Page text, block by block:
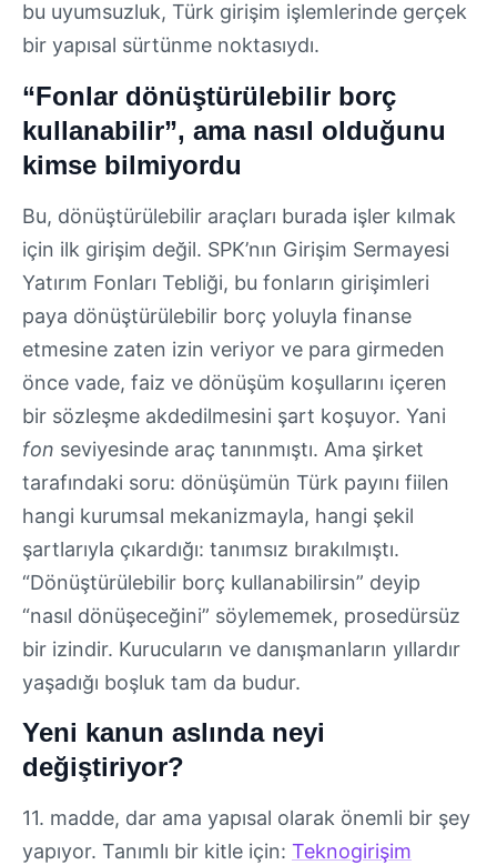
bu uyumsuzluk, Türk girişim işlemlerinde gerçek
bir yapısal sürtünme noktasıydı.
“Fonlar dönüştürülebilir borç
kullanabilir”, ama nasıl olduğunu
kimse bilmiyordu
Bu, dönüştürülebilir araçları burada işler kılmak
için ilk girişim değil. SPK’nın Girişim Sermayesi
Yatırım Fonları Tebliği, bu fonların girişimleri
paya dönüştürülebilir borç yoluyla finanse
etmesine zaten izin veriyor ve para girmeden
önce vade, faiz ve dönüşüm koşullarını içeren
bir sözleşme akdedilmesini şart koşuyor. Yani
fon seviyesinde araç tanınmıştı. Ama şirket
tarafındaki soru: dönüşümün Türk payını fiilen
hangi kurumsal mekanizmayla, hangi şekil
şartlarıyla çıkardığı: tanımsız bırakılmıştı.
“Dönüştürülebilir borç kullanabilirsin” deyip
“nasıl dönüşeceğini” söylememek, prosedürsüz
bir izindir. Kurucuların ve danışmanların yıllardır
yaşadığı boşluk tam da budur.
Yeni kanun aslında neyi
değiştiriyor?
11. madde, dar ama yapısal olarak önemli bir şey
yapıyor. Tanımlı bir kitle için: Teknogirişim